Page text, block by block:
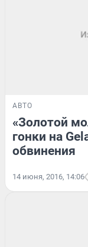
АВТО
«Золотой
гонки на
обвинения
14 июня, 2016, 14:06